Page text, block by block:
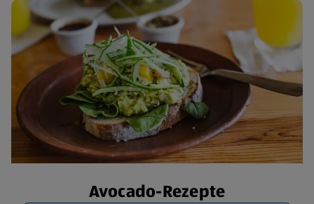
Avocado-Rezepte